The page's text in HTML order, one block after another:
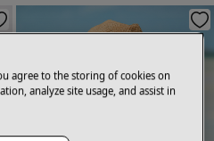
agree to the storing of cookies on
analyze site usage, and assist in